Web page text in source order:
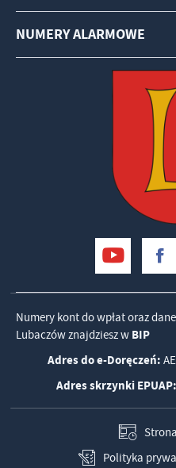
NUMERY ALARMOWE
Numery kont do wpłat oraz
Lubaczów znajdziesz w BIP
Adres do e-Doręczeń:
Adres skrzynki EPUAP:
Polityka